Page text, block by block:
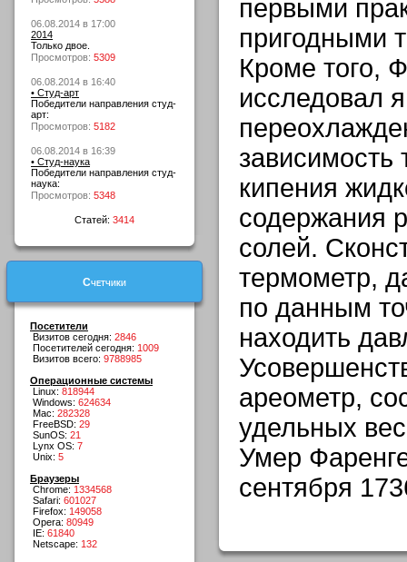
06.08.2014 в 17:00
2014
Только двое.
Просмотров: 5309
06.08.2014 в 16:40
• Студ-арт
Победители направления студ-
арт:
Просмотров: 5182
06.08.2014 в 16:39
• Студ-наука
Победители направления студ-
наука:
Просмотров: 5348
Статей: 3414
Счетчики
Посетители
Визитов сегодня: 2846
Посетителей сегодня: 1009
Визитов всего: 9788985
Операционные системы
Linux: 818944
Windows: 624634
Mac: 282328
FreeBSD: 29
SunOS: 21
Lynx OS: 7
Unix: 5
Браузеры
Chrome: 1334568
Safari: 601027
Firefox: 149058
Opera: 80949
IE: 61840
Netscape: 132
первыми
пригодными
Кроме того,
исследовал
зависимость
кипения
содержания
солей.
термометр,
по данным
находить
ареометр,
удельных
Умер
сентября